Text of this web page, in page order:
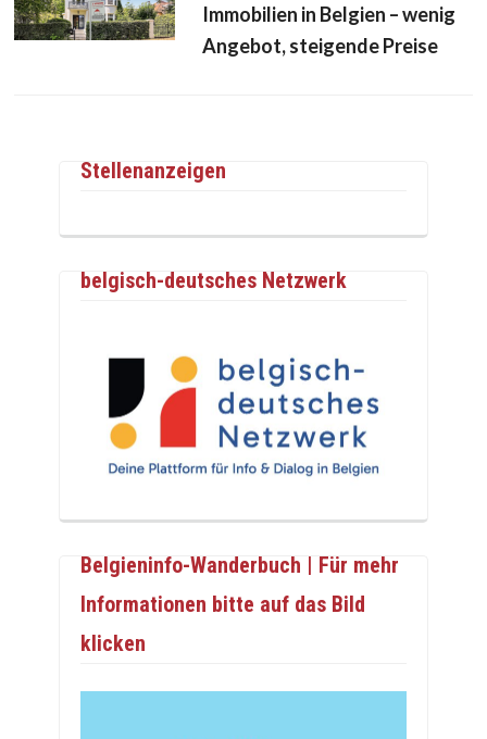
Immobilien in Belgien – wenig
Angebot, steigende Preise
Stellenanzeigen
belgisch-deutsches Netzwerk
Belgieninfo-Wanderbuch | Für mehr
Informationen bitte auf das Bild
klicken